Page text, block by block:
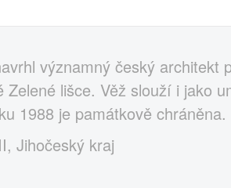
významný český
Zelené lišce. Věž slouží i jako
1988 je památkově chráněna.
Jihočeský kraj